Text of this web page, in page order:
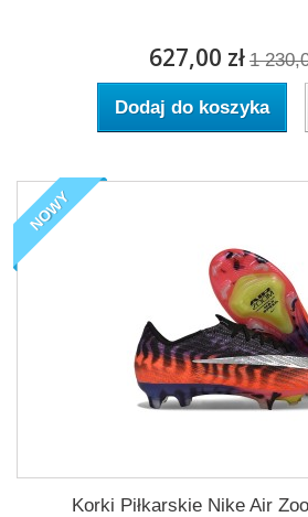
627,00 zł 1
Dodaj do koszyka
NOWY
Korki Piłkarskie Nike Air